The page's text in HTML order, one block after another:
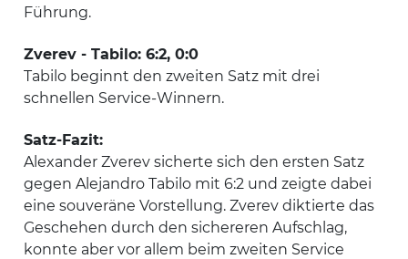
Führung.
Zverev - Tabilo: 6:2, 0:0
Tabilo beginnt den zweiten Satz mit drei
schnellen Service-Winnern.
Satz-Fazit:
Alexander Zverev sicherte sich den ersten Satz
gegen Alejandro Tabilo mit 6:2 und zeigte dabei
eine souveräne Vorstellung. Zverev diktierte das
Geschehen durch den sichereren Aufschlag,
konnte aber vor allem beim zweiten Service